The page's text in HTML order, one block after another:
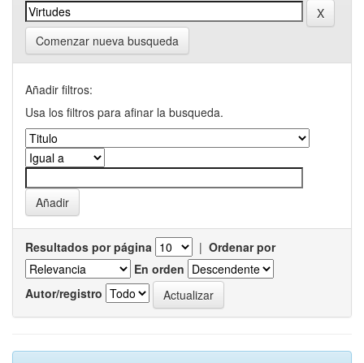
Comenzar nueva busqueda
Añadir filtros:
Usa los filtros para afinar la busqueda.
Resultados por página | Ordenar por
En orden
Autor/registro